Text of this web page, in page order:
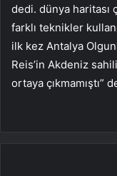
dedi. dünya
farklı teknikler
ilk kez Antalya
Reis’in Akdeniz
ortaya çıkmamıştı”